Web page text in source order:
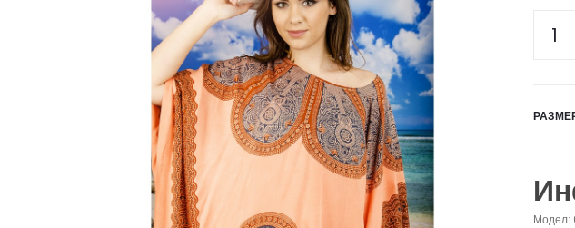
Модел: